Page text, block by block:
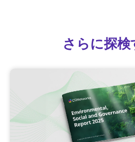
さらに探検